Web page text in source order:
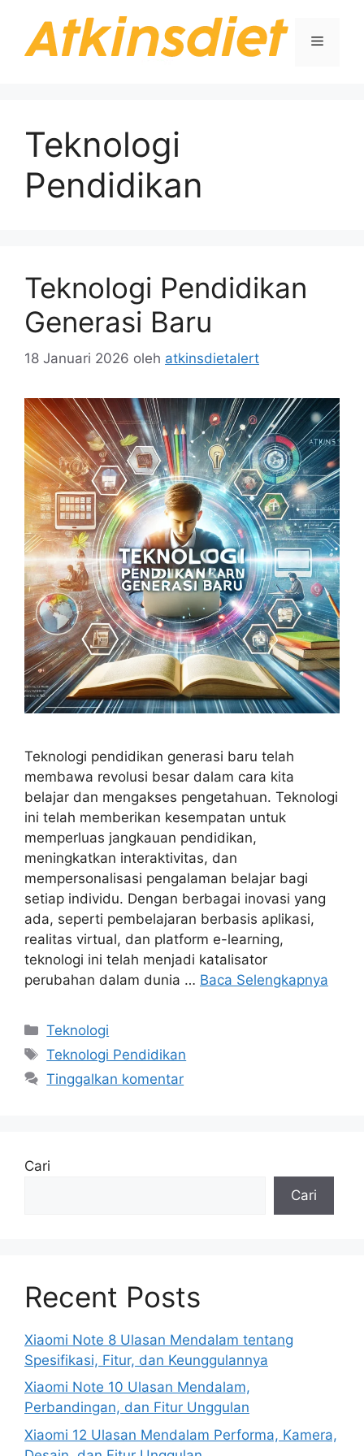
Menu
Teknologi
Pendidikan
Teknologi Pendidikan
Generasi Baru
18 Januari 2026 oleh atkinsdietalert
Teknologi pendidikan generasi baru telah
membawa revolusi besar dalam cara kita
belajar dan mengakses pengetahuan. Teknologi
ini telah memberikan kesempatan untuk
memperluas jangkauan pendidikan,
meningkatkan interaktivitas, dan
mempersonalisasi pengalaman belajar bagi
setiap individu. Dengan berbagai inovasi yang
ada, seperti pembelajaran berbasis aplikasi,
realitas virtual, dan platform e-learning,
teknologi ini telah menjadi katalisator
perubahan dalam dunia … Baca Selengkapnya
Kategori
Teknologi
Tag
Teknologi Pendidikan
Tinggalkan komentar
Cari
Cari
Recent Posts
Xiaomi Note 8 Ulasan Mendalam tentang
Spesifikasi, Fitur, dan Keunggulannya
Xiaomi Note 10 Ulasan Mendalam,
Perbandingan, dan Fitur Unggulan
Xiaomi 12 Ulasan Mendalam Performa, Kamera,